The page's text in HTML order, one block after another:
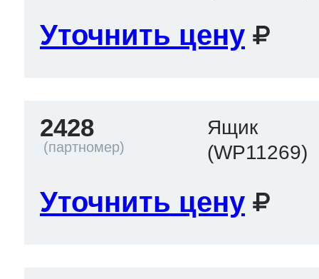
Уточнить цену
2428
Ящик
(WP11269)
Уточнить цену